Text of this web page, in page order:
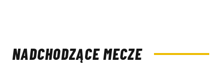
NADCHODZĄCE MECZE